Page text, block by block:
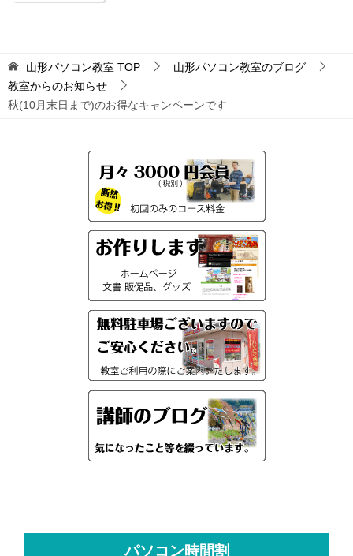
山形パソコン教室 TOP
山形パソコン教室のブログ
教室からのお知らせ
秋(10月末日まで)のお得なキャンペーンです
パソコン時間割